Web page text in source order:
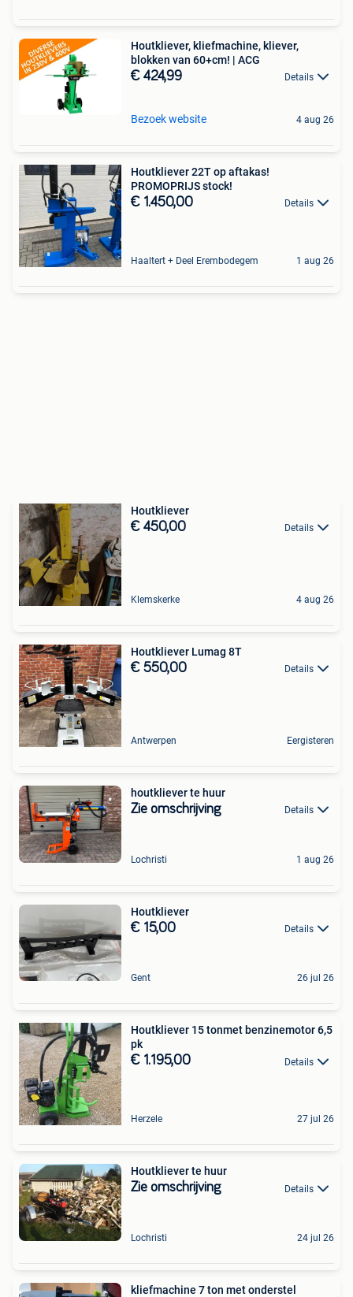
Houtkliever, kliefmachine, kliever,
blokken van 60+cm! | ACG
€ 424,99 Details
Bezoek website 4 aug 26
Houtkliever 22T op aftakas!
PROMOPRIJS stock!
€ 1.450,00 Details
Haaltert + Deel Erembodegem 1 aug 26
Houtkliever
€ 450,00 Details
Klemskerke 4 aug 26
Houtkliever Lumag 8T
€ 550,00 Details
Antwerpen Eergisteren
houtkliever te huur
Zie omschrijving Details
Lochristi 1 aug 26
Houtkliever
€ 15,00 Details
Gent 26 jul 26
Houtkliever 15 tonmet benzinemotor 6,5
pk
€ 1.195,00 Details
Herzele 27 jul 26
Houtkliever te huur
Zie omschrijving Details
Lochristi 24 jul 26
kliefmachine 7 ton met onderstel